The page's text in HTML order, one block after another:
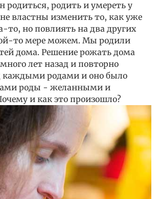
родиться, родить и умереть у
властны изменить то, как уже
то, но повлиять на два других
то мере можем. Мы родили
дома. Решение рожать дома
лет назад и повторно
каждыми родами и оно было
роды - желанными и
и как это произошло?